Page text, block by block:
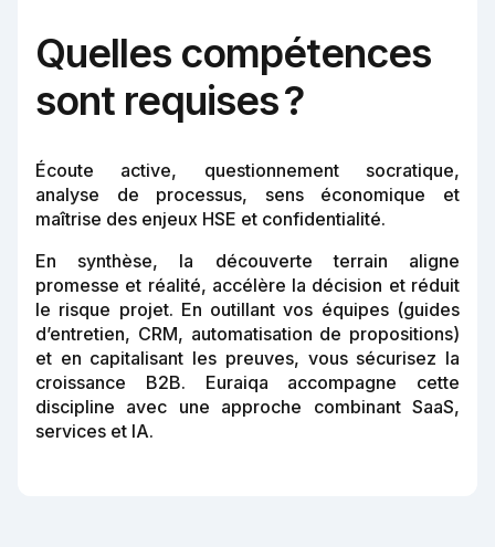
Quelles compétences
sont requises ?
Écoute active, questionnement socratique,
analyse de processus, sens économique et
maîtrise des enjeux HSE et confidentialité.
En synthèse, la découverte terrain aligne
promesse et réalité, accélère la décision et réduit
le risque projet. En outillant vos équipes (guides
d’entretien, CRM, automatisation de propositions)
et en capitalisant les preuves, vous sécurisez la
croissance B2B. Euraiqa accompagne cette
discipline avec une approche combinant SaaS,
services et IA.